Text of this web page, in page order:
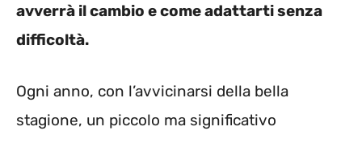
avverrà il cambio e come adattarti senza
difficoltà.
Ogni anno, con l’avvicinarsi della bella
stagione, un piccolo ma significativo